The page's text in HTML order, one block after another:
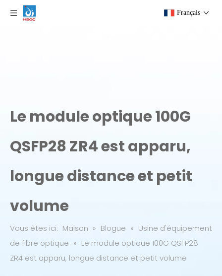
Français
Le module optique 100G
QSFP28 ZR4 est apparu,
longue distance et petit
volume
Vous êtes ici: Maison » Blogue » Usine d'équipement
de fibre optique » Le module optique 100G QSFP28
ZR4 est apparu, longue distance et petit volume